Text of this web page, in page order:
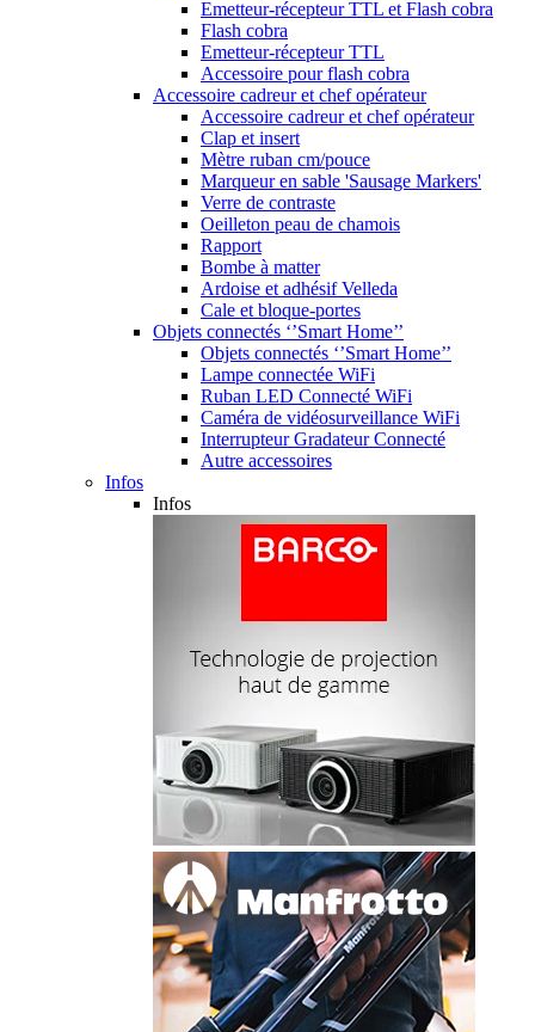
Emetteur-récepteur TTL et Flash cobra
Flash cobra
Emetteur-récepteur TTL
Accessoire pour flash cobra
Accessoire cadreur et chef opérateur
Accessoire cadreur et chef opérateur
Clap et insert
Mètre ruban cm/pouce
Marqueur en sable 'Sausage Markers'
Verre de contraste
Oeilleton peau de chamois
Rapport
Bombe à matter
Ardoise et adhésif Velleda
Cale et bloque-portes
Objets connectés ‘’Smart Home’’
Objets connectés ‘’Smart Home’’
Lampe connectée WiFi
Ruban LED Connecté WiFi
Caméra de vidéosurveillance WiFi
Interrupteur Gradateur Connecté
Autre accessoires
Infos
Infos